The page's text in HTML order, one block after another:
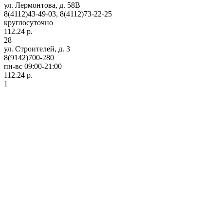
ул. Лермонтова, д. 58В
8(4112)43-49-03, 8(4112)73-22-25
круглосуточно
112.24 р.
28
ул. Строителей, д. 3
8(9142)700-280
пн-вс 09:00-21:00
112.24 р.
1